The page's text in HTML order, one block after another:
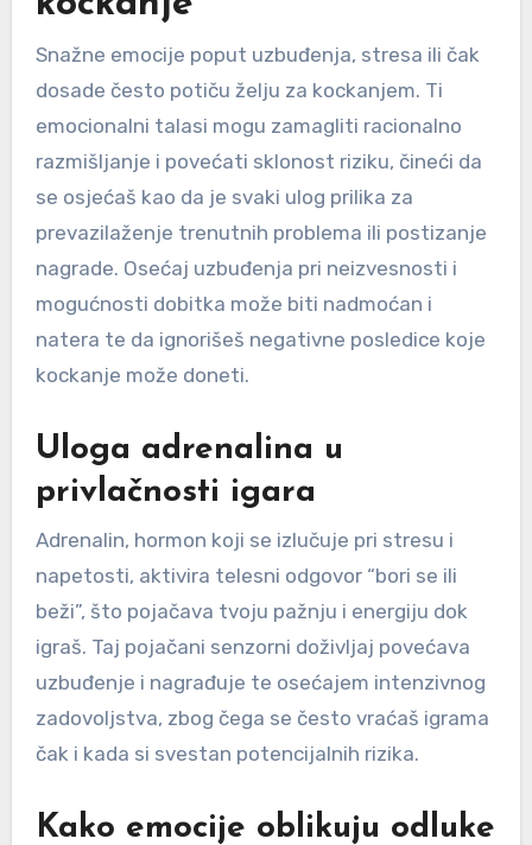
Snažne emocije poput uzbuđenja, stresa ili čak
dosade često potiču želju za kockanjem. Ti
emocionalni talasi mogu zamagliti racionalno
razmišljanje i povećati sklonost riziku, čineći da
se osjećaš kao da je svaki ulog prilika za
prevazilaženje trenutnih problema ili postizanje
nagrade. Osećaj uzbuđenja pri neizvesnosti i
mogućnosti dobitka može biti nadmoćan i
natera te da ignorišeš negativne posledice koje
kockanje može doneti.
Uloga adrenalina u
privlačnosti igara
Adrenalin, hormon koji se izlučuje pri stresu i
napetosti, aktivira telesni odgovor “bori se ili
beži”, što pojačava tvoju pažnju i energiju dok
igraš. Taj pojačani senzorni doživljaj povećava
uzbuđenje i nagrađuje te osećajem intenzivnog
zadovoljstva, zbog čega se često vraćaš igrama
čak i kada si svestan potencijalnih rizika.
Kako emocije oblikuju odluke